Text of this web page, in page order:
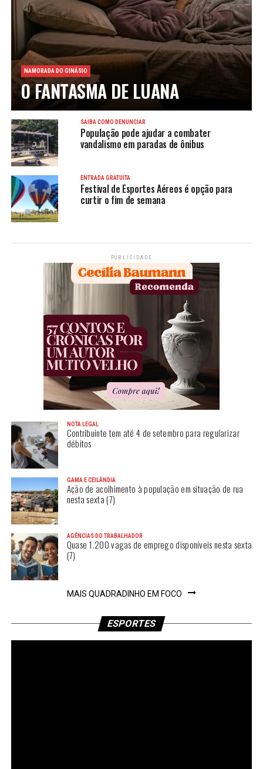
NAMORADA DO GINÁSIO
O FANTASMA DE LUANA
SAIBA COMO DENUNCIAR
População pode ajudar a combater
vandalismo em paradas de ônibus
ENTRADA GRATUITA
Festival de Esportes Aéreos é opção para
curtir o fim de semana
PUBLICIDADE
NOTA LEGAL
Contribuinte tem até 4 de setembro para regularizar
débitos
GAMA E CEILÂNDIA
Ação de acolhimento à população em situação de rua
nesta sexta (7)
AGÊNCIAS DO TRABALHADOR
Quase 1.200 vagas de emprego disponíveis nesta sexta
(7)
MAIS QUADRADINHO EM FOCO
ESPORTES